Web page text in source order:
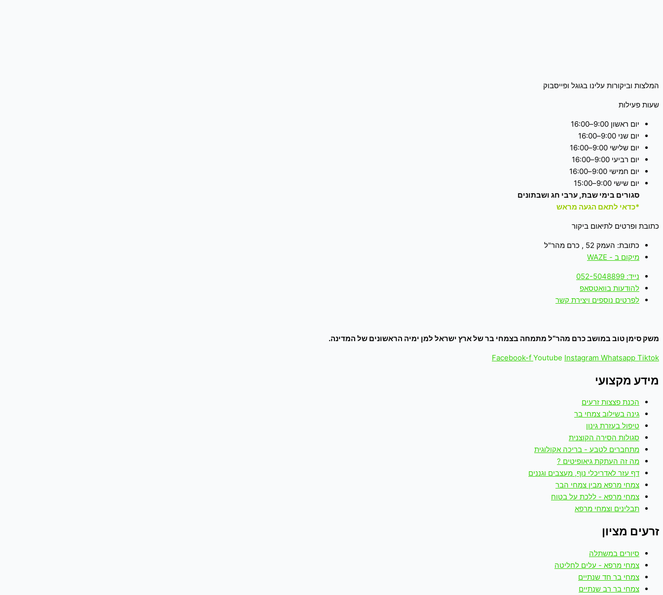
המלצות וביקורות עלינו בגוגל ופייסבוק
שעות פעילות
יום ראשון 9:00–16:00
יום שני 9:00–16:00
יום שלישי 9:00–16:00
יום רביעי 9:00–16:00
יום חמישי 9:00–16:00
יום שישי 9:00–15:00
סגורים בימי שבת, ערבי חג ושבתונים
*כדאי לתאם הגעה מראש
כתובת ופרטים לתיאום ביקור
כתובת: העמק 52 , כרם מהר"ל
מיקום ב - WAZE
נייד: 052-5048899
להודעות בוואטסאפ
לפרטים נוספים ויצירת קשר
משק סימן טוב במושב כרם מהר”ל מתמחה בצמחי בר של ארץ ישראל למן ימיה הראשונים של המדינה.
Facebook-f Youtube Instagram Whatsapp Tiktok
מידע מקצועי
הכנת פצצות זרעים
גינה בשילוב צמחי בר
טיפול בעזרת גינון
סגולות הסירה הקוצנית
מתחברים לטבע - בריכה אקולוגית
מה זה העתקת גיאופיטים ?
דף עזר לאדריכלי נוף, מעצבים וגננים
צמחי מרפא מבין צמחי הבר
צמחי מרפא - ללכת על בטוח
תבלינים וצמחי מרפא
זרעים מציון
סיורים במשתלה
צמחי מרפא - עלים לחליטה
צמחי בר חד שנתיים
צמחי בר רב שנתיים